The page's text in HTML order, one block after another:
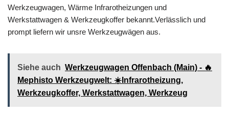
Werkzeugwagen, Wärme Infrarotheizungen und
Werkstattwagen & Werkzeugkoffer bekannt.Verlässlich und
prompt liefern wir unsre Werkzeugwägen aus.
Siehe auch Werkzeugwagen Offenbach (Main) - 🔥
Mephisto Werkzeugwelt: ☀️Infrarotheizung,
Werkzeugkoffer, Werkstattwagen, Werkzeug